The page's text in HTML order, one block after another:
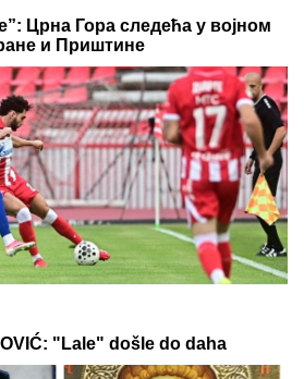
ne znaju čime se nekadašnji
Lude kuće bavi daleko od
Pazar: Šok na "Marakani",
bele